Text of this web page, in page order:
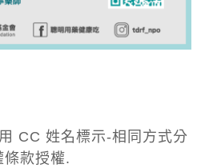
CC 姓名標示-相同方式分
款授權.